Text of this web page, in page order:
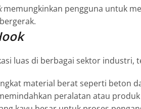
memungkinkan pengguna untuk
luas di berbagai sektor industri,
material berat seperti beton
peralatan atau